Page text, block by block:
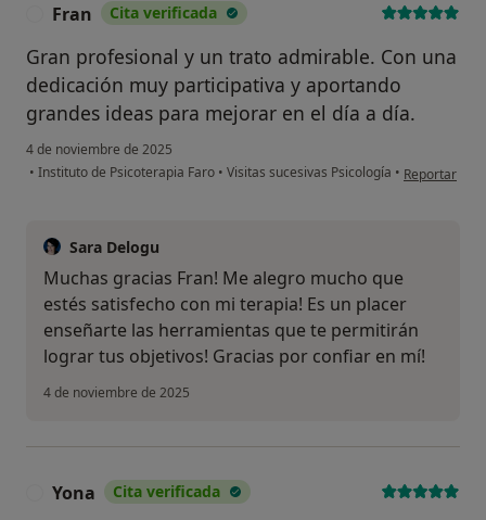
Fran Cita verificada
Gran profesional y un trato admirable. Con una
dedicación muy participativa y aportando
grandes ideas para mejorar en el día a día.
4 de noviembre de 2025
• Instituto de Psicoterapia Faro • Visitas sucesivas Psicología • en opinión
Reportar
Sara Delogu
Muchas gracias Fran! Me alegro mucho que
estés satisfecho con mi terapia! Es un placer
enseñarte las herramientas que te permitirán
lograr tus objetivos! Gracias por confiar en mí!
4 de noviembre de 2025
Yona Cita verificada